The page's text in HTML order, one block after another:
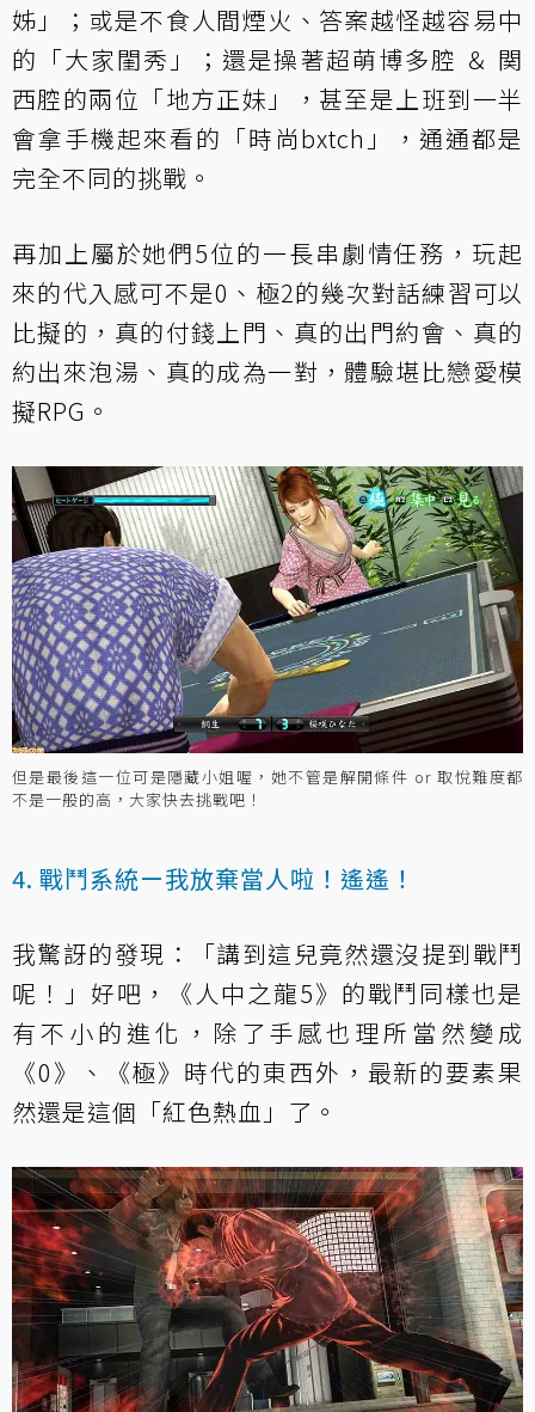
姊」；或是不食人間煙火、答案越怪越容易中
的「大家閨秀」；還是操著超萌博多腔 ＆ 関
西腔的兩位「地方正妹」，甚至是上班到一半
會拿手機起來看的「時尚bxtch」，通通都是
完全不同的挑戰。
再加上屬於她們5位的一長串劇情任務，玩起
來的代入感可不是0、極2的幾次對話練習可以
比擬的，真的付錢上門、真的出門約會、真的
約出來泡湯、真的成為一對，體驗堪比戀愛模
擬RPG。
但是最後這一位可是隱藏小姐喔，她不管是解開條件 or 取悅難度都
不是一般的高，大家快去挑戰吧！
4. 戰鬥系統ー我放棄當人啦！遙遙！
我驚訝的發現：「講到這兒竟然還沒提到戰鬥
呢！」好吧，《人中之龍5》的戰鬥同樣也是
有不小的進化，除了手感也理所當然變成
《0》、《極》時代的東西外，最新的要素果
然還是這個「紅色熱血」了。